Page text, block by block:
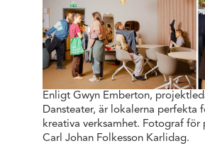
Enligt Gwyn Emberton,
Dansteater, är lokalerna perfekta
kreativa verksamhet. Fotograf
Carl Johan Folkesson Karlidag.